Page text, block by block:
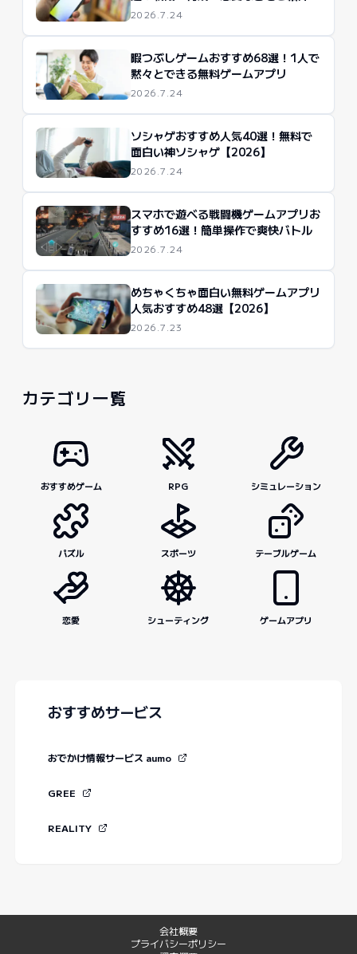
2026.7.24
暇つぶしゲームおすすめ68選！1人で
黙々とできる無料ゲームアプリ
2026.7.24
ソシャゲおすすめ人気40選！無料で
面白い神ソシャゲ【2026】
2026.7.24
スマホで遊べる戦闘機ゲームアプリお
すすめ16選！簡単操作で爽快バトル
2026.7.24
めちゃくちゃ面白い無料ゲームアプリ
人気おすすめ48選【2026】
2026.7.23
カテゴリ一覧
おすすめゲーム RPG シミュレーション
パズル スポーツ テーブルゲーム
恋愛 シューティング ゲームアプリ
おすすめサービス
おでかけ情報サービス aumo
GREE
REALITY
会社概要
プライバシーポリシー